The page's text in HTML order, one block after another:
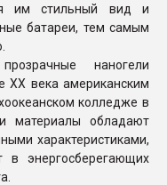
им стильный вид и
батареи, тем самым
наногели
ХХ века американским
колледже в
материалы обладают
характеристиками,
в энергосберегающих